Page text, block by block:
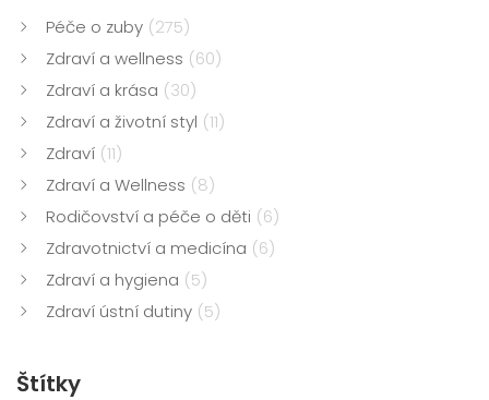
Péče o zuby (275)
Zdraví a wellness (60)
Zdraví a krása (30)
Zdraví a životní styl (11)
Zdraví (11)
Zdraví a Wellness (8)
Rodičovství a péče o děti (6)
Zdravotnictví a medicína (6)
Zdraví a hygiena (5)
Zdraví ústní dutiny (5)
Štítky